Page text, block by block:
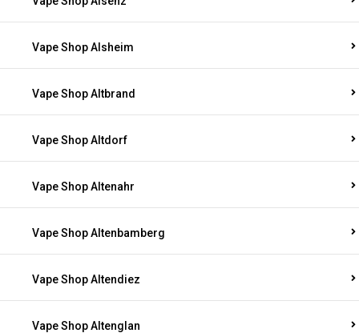
Vape Shop Alsheim
Vape Shop Altbrand
Vape Shop Altdorf
Vape Shop Altenahr
Vape Shop Altenbamberg
Vape Shop Altendiez
Vape Shop Altenglan